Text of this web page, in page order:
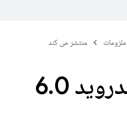
ملزومات منتشر می کند
6
.0